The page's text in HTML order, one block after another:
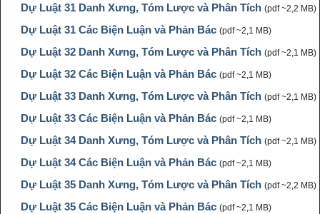
Dự Luật 31 Danh Xưng, Tóm Lược và Phân Tích (pdf ~2,2 MB)
Dự Luật 31 Các Biện Luận và Phản Bác (pdf ~2,1 MB)
Dự Luật 32 Danh Xưng, Tóm Lược và Phân Tích (pdf ~2,1 MB)
Dự Luật 32 Các Biện Luận và Phản Bác (pdf ~2,1 MB)
Dự Luật 33 Danh Xưng, Tóm Lược và Phân Tích (pdf ~2,1 MB)
Dự Luật 33 Các Biện Luận và Phản Bác (pdf ~2,1 MB)
Dự Luật 34 Danh Xưng, Tóm Lược và Phân Tích (pdf ~2,1 MB)
Dự Luật 34 Các Biện Luận và Phản Bác (pdf ~2,1 MB)
Dự Luật 35 Danh Xưng, Tóm Lược và Phân Tích (pdf ~2,2 MB)
Dự Luật 35 Các Biện Luận và Phản Bác (pdf ~2,1 MB)